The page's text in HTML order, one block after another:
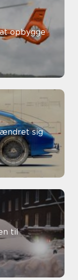
opbygge
ændret sig
til